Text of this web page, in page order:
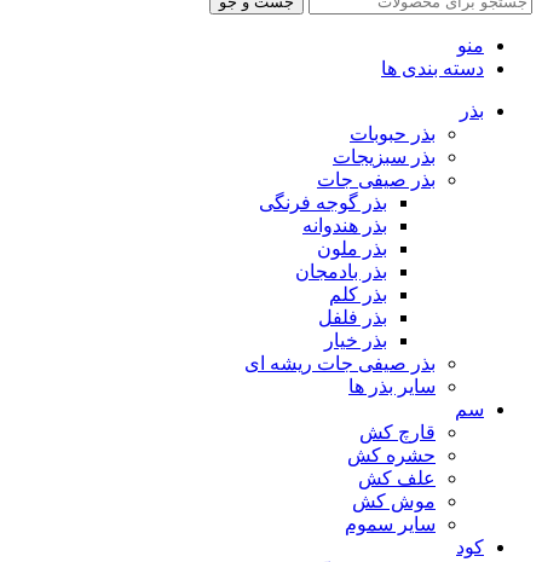
منو
دسته بندی ها
بذر
بذر حبوبات
بذر سبزیجات
بذر صیفی جات
بذر گوجه فرنگی
بذر هندوانه
بذر ملون
بذر بادمجان
بذر کلم
بذر فلفل
بذر خیار
بذر صیفی جات ریشه ای
سایر بذر ها
سم
قارچ کش
حشره کش
علف کش
موش کش
سایر سموم
کود